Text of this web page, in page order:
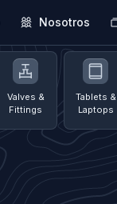
Nosotros
Valves &
Fittings
Tablets &
Laptops